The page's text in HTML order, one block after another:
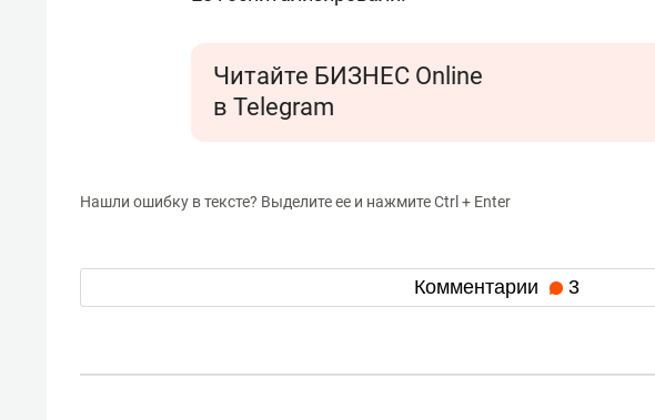
Читайте БИЗНЕС Online
в Telegram
Нашли ошибку в тексте? Выделите ее и нажмите Ctrl + Enter
Комментарии 3